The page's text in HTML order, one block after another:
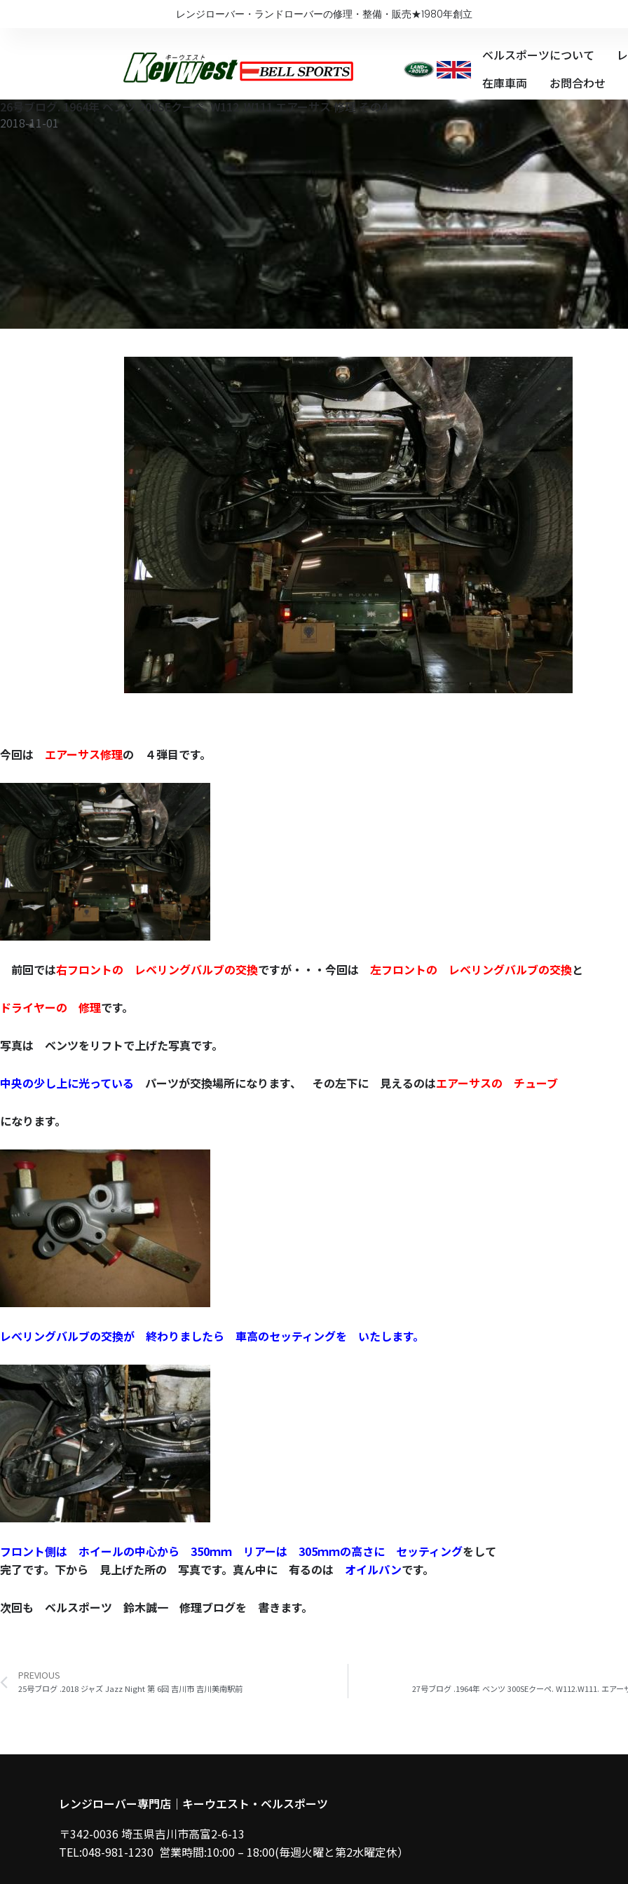
ッ
プ
レンジローバー・ランドローバーの修理・整備・販売★1980年創立
ベルスポーツについて
在庫車両
お問合わせ
26号ブログ. 1964年 ベンツ 300SEクーペ. W112 .W111.エアーサス 修理 その4
2018-11-01
今回は エアーサス修理の ４弾目です。
前回では右フロントの レベリングバルブの交換ですが・・・今回は 左フロントの レベリングバルブの交換と
ドライヤーの 修理です。
写真は ベンツをリフトで上げた写真です。
中央の少し上に光っている パーツが交換場所になります、 その左下に 見えるのはエアーサスの チューブ
になります。
レべリングバルブの交換が 終わりましたら 車高のセッティングを いたします。
フロント側は ホイールの中心から 350ｍｍ リアーは 305ｍｍの高さに セッティングをして
完了です。 下から 見上げた所の 写真です。真ん中に 有るのは オイルパンです。
次回も ベルスポーツ 鈴木誠一 修理ブログを 書きます。
PREVIOUS
25号ブログ .2018 ジャズ Jazz Night 第 6回 吉川市 吉川美南駅前 27号ブログ .1964年 ベンツ 300SEクーペ. W112.W111. エアー
レンジローバー専門店｜キーウエスト・ベルスポーツ
〒342-0036 埼玉県吉川市高富2-6-13
TEL:048-981-1230 営業時間:10:00 – 18:00(毎週火曜と第2水曜定休）